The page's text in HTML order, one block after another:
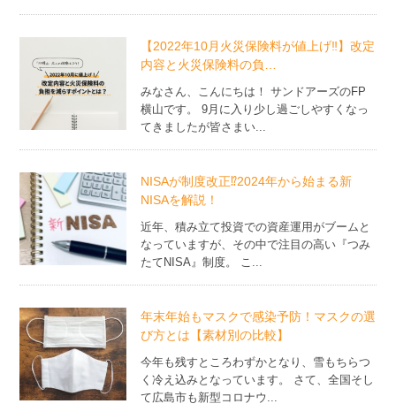
【2022年10月火災保険料が値上げ‼】改定
内容と火災保険料の負…
みなさん、こんにちは！ サンドアーズのFP
横山です。 9月に入り少し過ごしやすくなっ
てきましたが皆さまい...
NISAが制度改正⁉2024年から始まる新
NISAを解説！
近年、積み立て投資での資産運用がブームと
なっていますが、その中で注目の高い『つみ
たてNISA』制度。 こ...
年末年始もマスクで感染予防！マスクの選
び方とは【素材別の比較】
今年も残すところわずかとなり、雪もちらつ
く冷え込みとなっています。 さて、全国そし
て広島市も新型コロナウ...